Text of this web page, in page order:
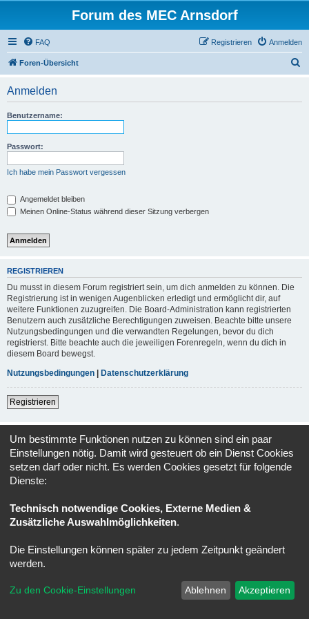
Forum des MEC Arnsdorf
FAQ Anmelden
Registrieren
Foren-Übersicht
Anmelden
Benutzername:
Passwort:
Ich habe mein Passwort vergessen
Angemeldet bleiben
Meinen Online-Status während dieser Sitzung verbergen
REGISTRIEREN
Du musst in diesem Forum registriert sein, um dich anmelden zu können. Die
Registrierung ist in wenigen Augenblicken erledigt und ermöglicht dir, auf
weitere Funktionen zuzugreifen. Die Board-Administration kann registrierten
Benutzern auch zusätzliche Berechtigungen zuweisen. Beachte bitte unsere
Nutzungsbedingungen und die verwandten Regelungen, bevor du dich
registrierst. Bitte beachte auch die jeweiligen Forenregeln, wenn du dich in
diesem Board bewegst.
Nutzungsbedingungen | Datenschutzerklärung
Registrieren
Foren-Übersicht Alle Zeiten sindUTC+02:00
Powered by phpBB
® Forum Software © phpBB Limited
phpBB.de
Um bestimmte Funktionen nutzen zu können sind ein paar
Einstellungen nötig. Damit wird gesteuert ob ein Dienst Cookies
setzen darf oder nicht. Es werden Cookies gesetzt für folgende
Dienste:
Technisch notwendige Cookies, Externe Medien &
Zusätzliche Auswahlmöglichkeiten.
Die Einstellungen können später zu jedem Zeitpunkt geändert
werden.
Zu den Cookie-Einstellungen Ablehnen Akzeptieren